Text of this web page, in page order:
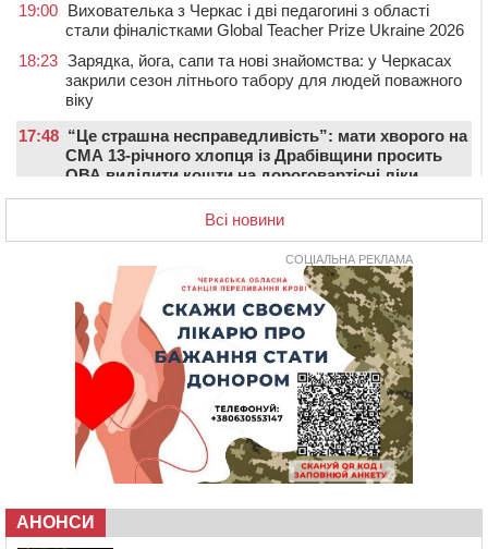
19:00
Вихователька з Черкас і дві педагогині з області
стали фіналістками Global Teacher Prize Ukraine 2026
18:23 Зарядка, йога, сапи та нові знайомства: у Черкасах
закрили сезон літнього табору для людей поважного
віку
17:48 “Це страшна несправедливість”: мати хворого на
СМА 13-річного хлопця із Драбівщини просить
ОВА виділити кошти на дороговартісні ліки
На Уманщині судитимуть колишню очільницю відділу
освіти через закупівлю електрики за завищеною
У Черкасах провели в останню путь двох
загиблих воїнів
До 1 вересня у Черкасах оновлюють дорожню
розмітку біля навчальних закладів (ФОТОФАКТ)
На честь загиблого захисника і чемпіона світу в
Черкасах відкрили спортивно-реабілітаційний центр
На Звенигородщині, попри заборону міськради,
проведуть “Ше.Fest”
роботі електромереж та комунальних служб
14:02 На Черкащині намолотили перший мільйон тонн
Всі новини
СОЦІАЛЬНА РЕКЛАМА
АНОНСИ